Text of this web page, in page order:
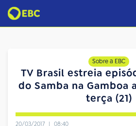
Sobre a EBC
TV Brasil estreia
do Samba na Gamboa
terça (21)
20/03/2017 | 08:40